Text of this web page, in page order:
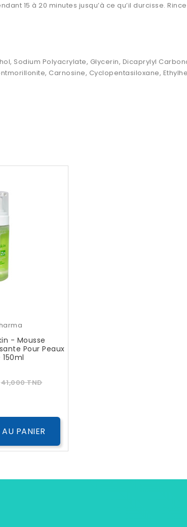
15 à 20 minutes jusqu’à ce qu’il durcisse.
Sodium Polyacrylate, Glycerin, Dicaprylyl
Carnosine, Cyclopentasiloxane,
- Mousse
Pour Peaux
Prix
41,000 TNDPrix
PANIER